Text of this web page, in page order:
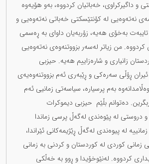
و داگیرکراوی، خەباتیان کردووە، بەو هۆیەوە
نەتەوەیی لە کۆنتێسکتی خەباتی نەتەوەیی و
تایبەت بەخۆی هەیە، زۆربەیان داوای بە ڕەسمی
کردووە. من زیاتر لەسەر بزووتنەوەی نەتەوەیی
زانیاری و شارەزاییم هەیە. حیزبی
ڕۆڵی سەرەکی و ڕێبەری ئەم بزووتنەوەیەی
بەم پرسیارە، سیاسەتی زمانیی ئەم
دەتوانم بڵێم حیزبی دیموکرات
دروستی لە پێوەندی لەگەڵ پرسی زماندا
لە پیوەندی لەگەڵ ڕێژیمەکانی ئێراندا،
زمانی کوردی لە کوردستان و کردنی بە زمانی
کردووە. لەنێوخۆیدا و ڕوو بە خەڵکی